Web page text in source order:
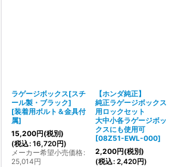
ラゲージボックス[スチ
ール製・ブラック]
[装着用ボルト＆金具付
属]
15,200円(税別)
(税込: 16,720円)
メーカー希望小売価格:
25,014円
【ホンダ純正】
純正ラゲージボックス
用ロックセット
大中小各ラゲージボッ
クスにも使用可
[08Z51-EWL-000]
2,200円(税別)
(税込: 2,420円)